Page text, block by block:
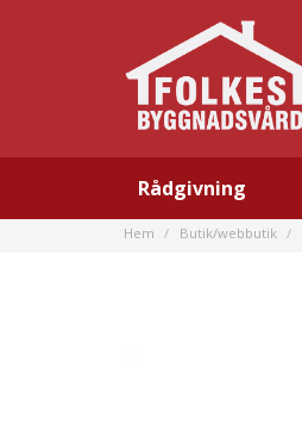
Rådgivning
Hem Butik/webbutik